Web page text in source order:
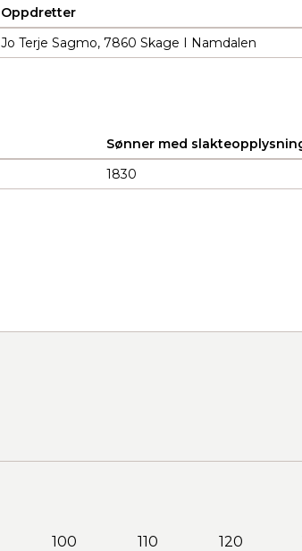
Oppdretter
Jo Terje Sagmo, 7860 Skage I Namdalen
Sønner med
1830
100 110 120